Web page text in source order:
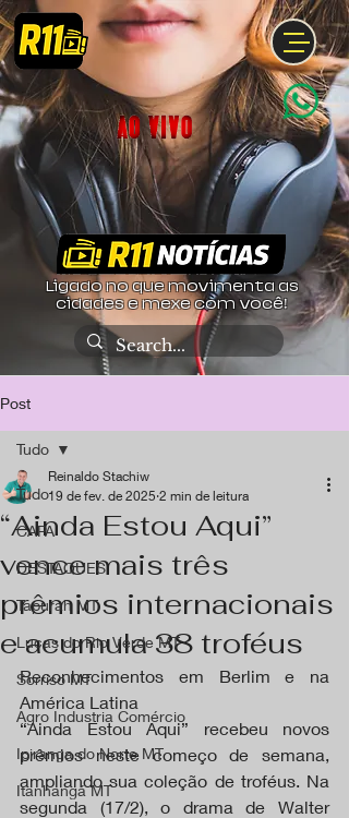
Ligado no que movimenta as
cidades e mexe com você!
Post
Tudo
CAPA
DESTAQUES
Tapurah MT
Lucas do Rio Verde MT
Sorriso MT
Agro Industria Comércio
Ipiranga do Norte MT
Itanhangá MT
Tudo
“Ainda Estou Aqui”
vence mais três
prêmios internacionais
e acumula 38 troféus
Reinaldo Stachiw
19 de fev. de 2025 2 min de leitura
Reconhecimentos em Berlim e na
América Latina
“Ainda Estou Aqui” recebeu novos
prêmios neste começo de semana,
ampliando sua coleção de troféus. Na
segunda (17/2), o drama de Walter